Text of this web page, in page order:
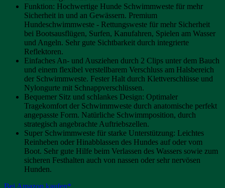
Funktion: Hochwertige Hunde Schwimmweste für mehr
Sicherheit in und an Gewässern. Premium
Hundeschwimmweste - Rettungsweste für mehr Sicherheit
bei Bootsausflügen, Surfen, Kanufahren, Spielen am Wasser
und Angeln. Sehr gute Sichtbarkeit durch integrierte
Reflektoren.
Einfaches An- und Ausziehen durch 2 Clips unter dem Bauch
und einem flexibel verstellbarem Verschluss am Halsbereich
der Schwimmweste. Fester Halt durch Klettverschlüsse und
Nylongurte mit Schnappverschlüssen.
Bequemer Sitz und schlankes Design: Optimaler
Tragekomfort der Schwimmweste durch anatomische perfekt
angepasste Form. Natürliche Schwimmposition, durch
strategisch angebrachte Auftriebszellen.
Super Schwimmweste für starke Unterstützung: Leichtes
Reinheben oder Hinabblassen des Hundes auf oder vom
Boot. Sehr gute Hilfe beim Verlassen des Wassers sowie zum
sicheren Festhalten auch von nassen oder sehr nervösen
Hunden.
Bei Amazon kaufen*